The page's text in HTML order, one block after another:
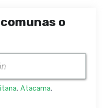
o
, Atacama,